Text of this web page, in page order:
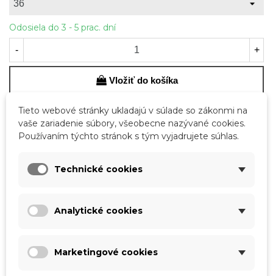
Odosiela do 3 - 5 prac. dní
- +
Vložiť do košíka
Kód: 44417-19
Obľúbené 0 Porovnať
Podrobnosti o produkte
Tabuľka vlastností
Tieto webové stránky ukladajú v súlade so zákonmi na
vaše zariadenie súbory, všeobecne nazývané cookies.
Používaním týchto stránok s tým vyjadrujete súhlas.
Technické cookies
Analytické cookies
Marketingové cookies